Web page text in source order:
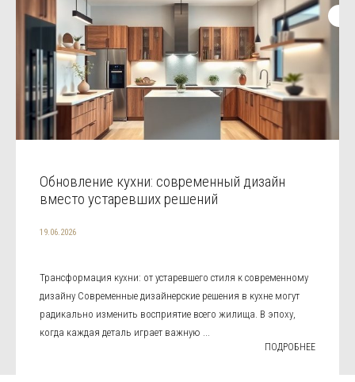
Обновление кухни: современный дизайн
вместо устаревших решений
19.06.2026
Трансформация кухни: от устаревшего стиля к современному
дизайну Современные дизайнерские решения в кухне могут
радикально изменить восприятие всего жилища. В эпоху,
когда каждая деталь играет важную ...
ПОДРОБНЕЕ